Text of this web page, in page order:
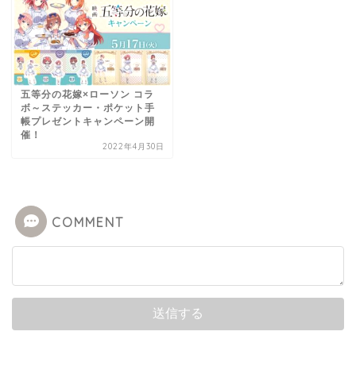
五等分の花嫁×ローソン コラ
ボ～ステッカー・ポケット手
帳プレゼントキャンペーン開
催！
2022年4月30日
COMMENT